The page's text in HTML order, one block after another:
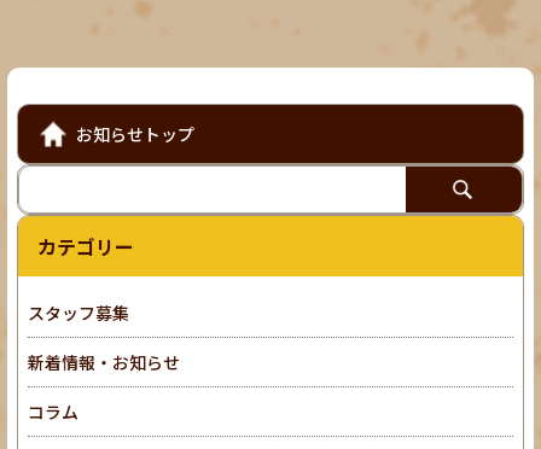
お知らせトップ
カテゴリー
スタッフ募集
新着情報・お知らせ
コラム